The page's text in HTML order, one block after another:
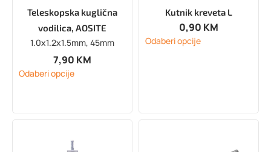
Teleskopska kuglična
vodilica, AOSITE
1.0x1.2x1.5mm, 45mm
7,90 KM
Odaberi opcije
Kutnik kreveta L
0,90 KM
Odaberi opcije